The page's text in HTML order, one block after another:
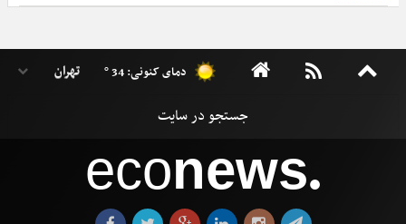
دمای کنونی: 34 °
econews●